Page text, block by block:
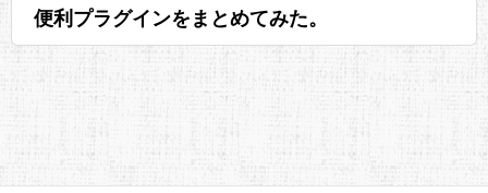
便利プラグインをまとめてみた。